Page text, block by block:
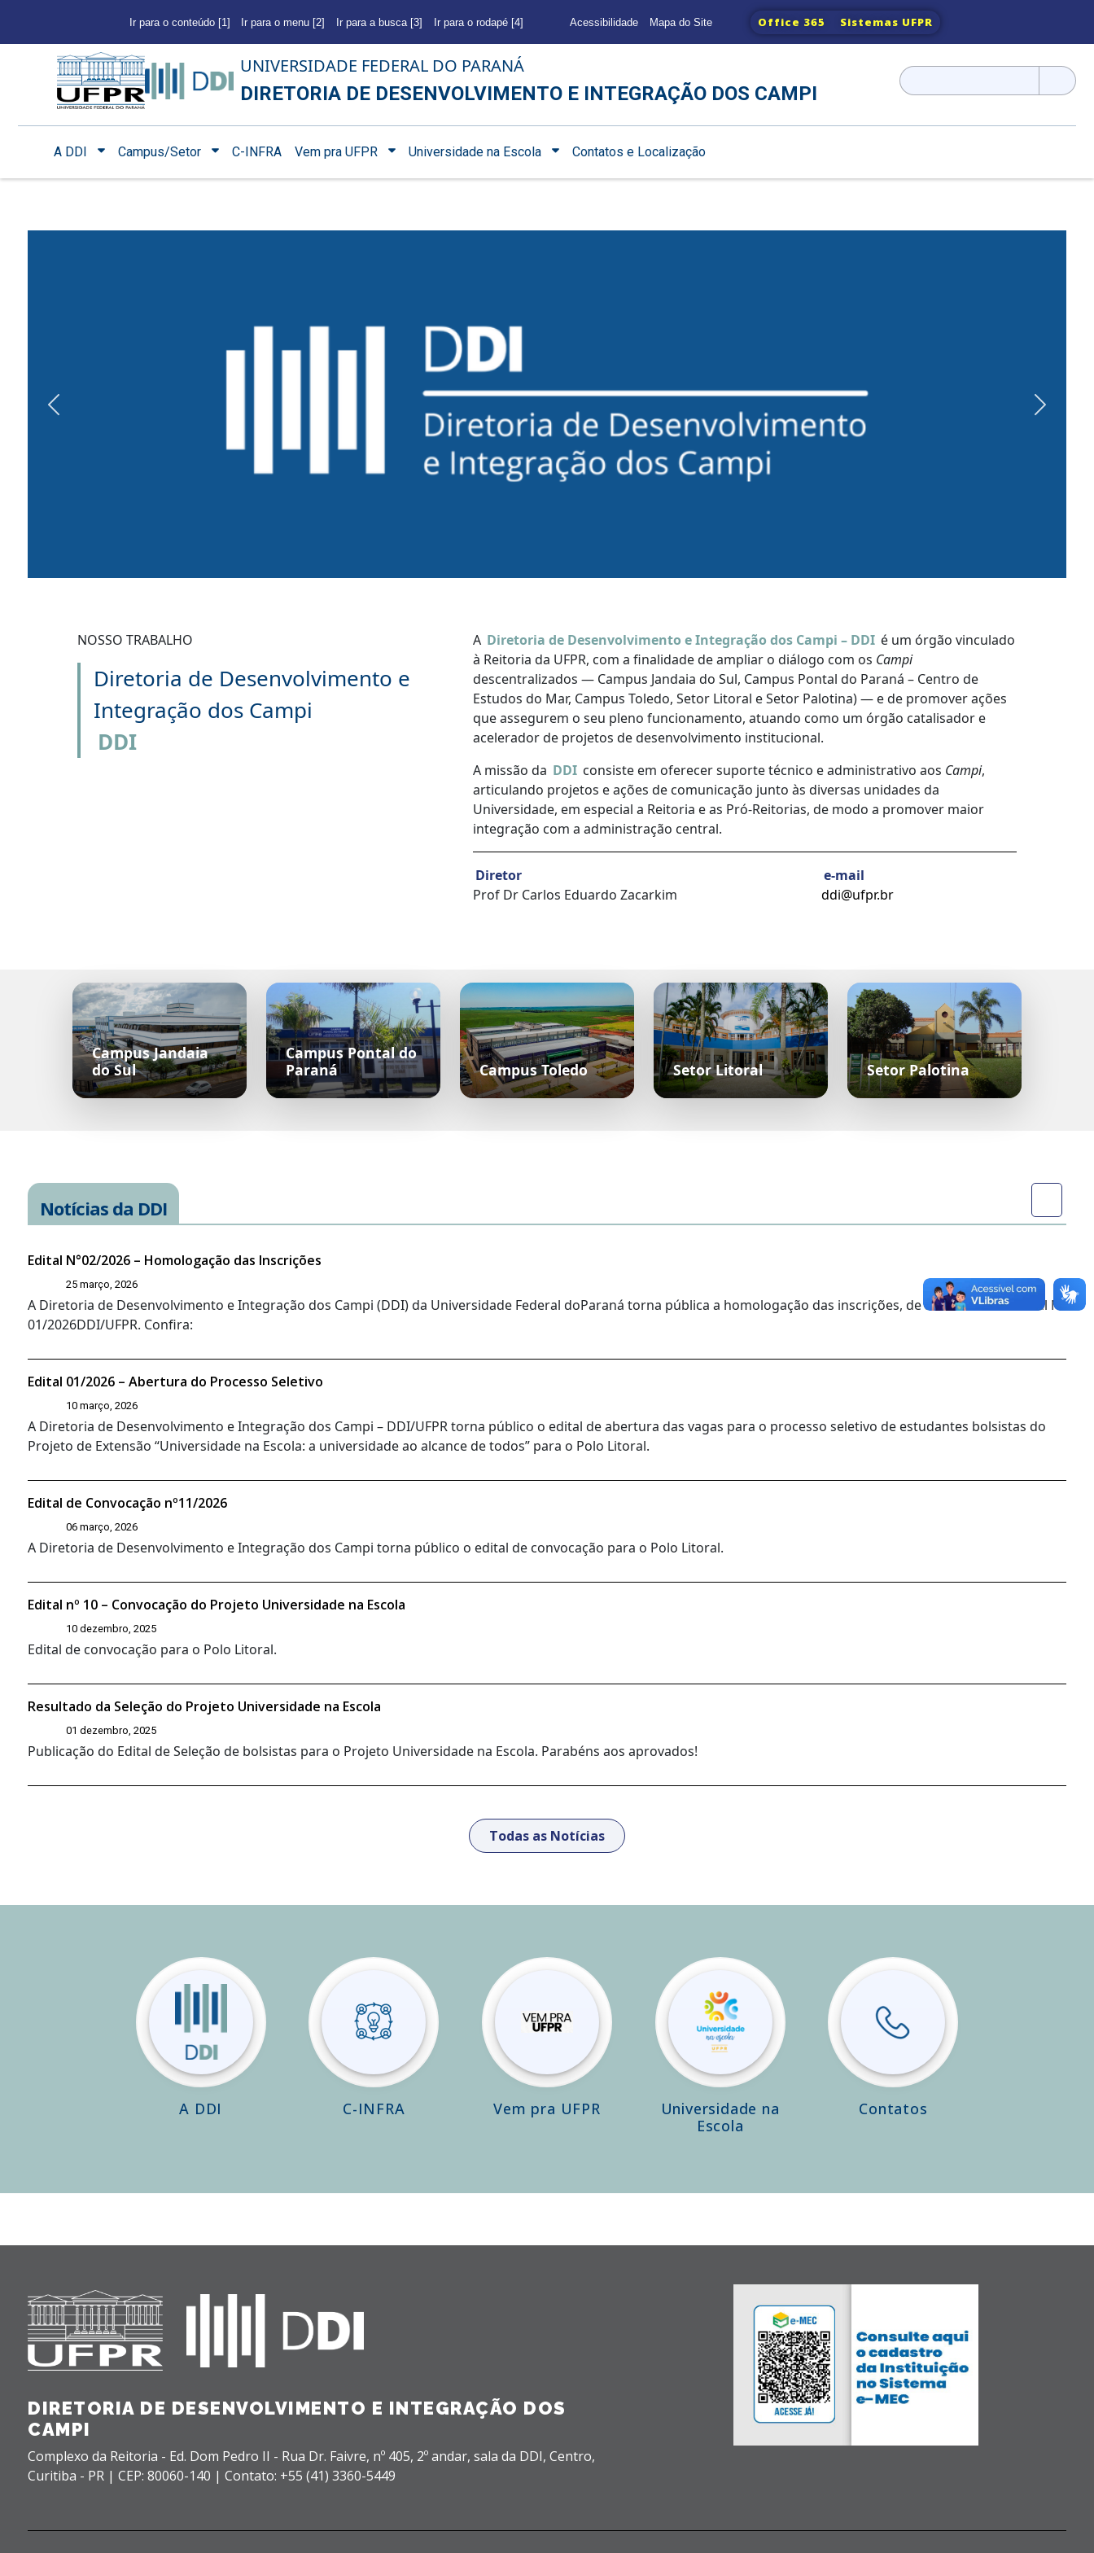
Ir para o conteúdo [1] Ir para o menu [2] Ir para a busca [3] Ir para o rodapé [4] Acessibilidade Mapa do Site Office 365 Sistemas UFPR
UNIVERSIDADE FEDERAL DO PARANÁ
DIRETORIA DE DESENVOLVIMENTO E INTEGRAÇÃO DOS CAMPI
Pesquisar
por:
A DDI Campus/Setor C-INFRA Vem pra UFPR Universidade na Escola Contatos e Localização
Previous Next
NOSSO TRABALHO
Diretoria de Desenvolvimento e
Integração dos Campi
DDI
A Diretoria de Desenvolvimento e Integração dos Campi – DDI é um órgão vinculado
à Reitoria da UFPR, com a finalidade de ampliar o diálogo com os Campi
descentralizados — Campus Jandaia do Sul, Campus Pontal do Paraná – Centro de
Estudos do Mar, Campus Toledo, Setor Litoral e Setor Palotina) — e de promover ações
que assegurem o seu pleno funcionamento, atuando como um órgão catalisador e
acelerador de projetos de desenvolvimento institucional.
A missão da DDI consiste em oferecer suporte técnico e administrativo aos Campi,
articulando projetos e ações de comunicação junto às diversas unidades da
Universidade, em especial a Reitoria e as Pró-Reitorias, de modo a promover maior
integração com a administração central.
Diretor
Prof Dr Carlos Eduardo Zacarkim
e-mail
ddi@ufpr.br
Campus Jandaia
do Sul
Campus Pontal do
Paraná
Campus Toledo Setor Litoral Setor Palotina
Notícias da DDI
Edital N°02/2026 – Homologação das Inscrições
25 março, 2026
A Diretoria de Desenvolvimento e Integração dos Campi (DDI) da Universidade Federal doParaná torna pública a homologação das inscrições, de acordo com o Edital Nº
01/2026DDI/UFPR. Confira:
Edital 01/2026 – Abertura do Processo Seletivo
10 março, 2026
A Diretoria de Desenvolvimento e Integração dos Campi – DDI/UFPR torna público o edital de abertura das vagas para o processo seletivo de estudantes bolsistas do
Projeto de Extensão “Universidade na Escola: a universidade ao alcance de todos” para o Polo Litoral.
Edital de Convocação nº11/2026
06 março, 2026
A Diretoria de Desenvolvimento e Integração dos Campi torna público o edital de convocação para o Polo Litoral.
Edital nº 10 – Convocação do Projeto Universidade na Escola
10 dezembro, 2025
Edital de convocação para o Polo Litoral.
Resultado da Seleção do Projeto Universidade na Escola
01 dezembro, 2025
Publicação do Edital de Seleção de bolsistas para o Projeto Universidade na Escola. Parabéns aos aprovados!
Todas as Notícias
A DDI C-INFRA Vem pra UFPR
Universidade na
Escola
Contatos
DIRETORIA DE DESENVOLVIMENTO E INTEGRAÇÃO DOS
CAMPI
Complexo da Reitoria - Ed. Dom Pedro II - Rua Dr. Faivre, nº 405, 2º andar, sala da DDI, Centro,
Curitiba - PR | CEP: 80060-140 | Contato: +55 (41) 3360-5449